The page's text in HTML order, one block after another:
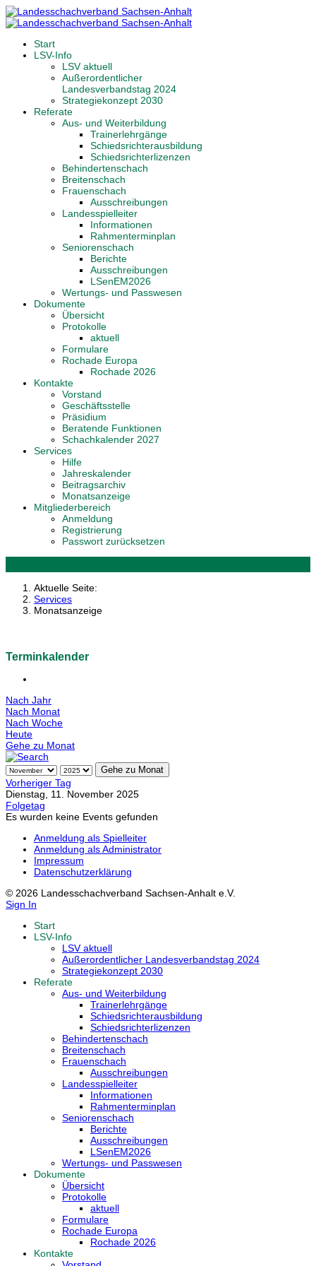
Start
LSV-Info
LSV aktuell
Außerordentlicher
Landesverbandstag 2024
Strategiekonzept 2030
Referate
Aus- und Weiterbildung
Trainerlehrgänge
Schiedsrichterausbildung
Schiedsrichterlizenzen
Behindertenschach
Breitenschach
Frauenschach
Ausschreibungen
Landesspielleiter
Informationen
Rahmenterminplan
Seniorenschach
Berichte
Ausschreibungen
LSenEM2026
Wertungs- und Passwesen
Dokumente
Übersicht
Protokolle
aktuell
Formulare
Rochade Europa
Rochade 2026
Kontakte
Vorstand
Geschäftsstelle
Präsidium
Beratende Funktionen
Schachkalender 2027
Services
Hilfe
Jahreskalender
Beitragsarchiv
Monatsanzeige
Mitgliederbereich
Anmeldung
Registrierung
Passwort zurücksetzen
Aktuelle Seite:
Services
Monatsanzeige
Terminkalender
Nach Jahr
Nach Monat
Nach Woche
Heute
Gehe zu Monat
Gehe zu Monat
Vorheriger Tag
Dienstag, 11. November 2025
Folgetag
Es wurden keine Events gefunden
Anmeldung als Spielleiter
Anmeldung als Administrator
Impressum
Datenschutzerklärung
© 2026 Landesschachverband Sachsen-Anhalt e.V.
Sign In
Start
LSV-Info
LSV aktuell
Außerordentlicher Landesverbandstag 2024
Strategiekonzept 2030
Referate
Aus- und Weiterbildung
Trainerlehrgänge
Schiedsrichterausbildung
Schiedsrichterlizenzen
Behindertenschach
Breitenschach
Frauenschach
Ausschreibungen
Landesspielleiter
Informationen
Rahmenterminplan
Seniorenschach
Berichte
Ausschreibungen
LSenEM2026
Wertungs- und Passwesen
Dokumente
Übersicht
Protokolle
aktuell
Formulare
Rochade Europa
Rochade 2026
Kontakte